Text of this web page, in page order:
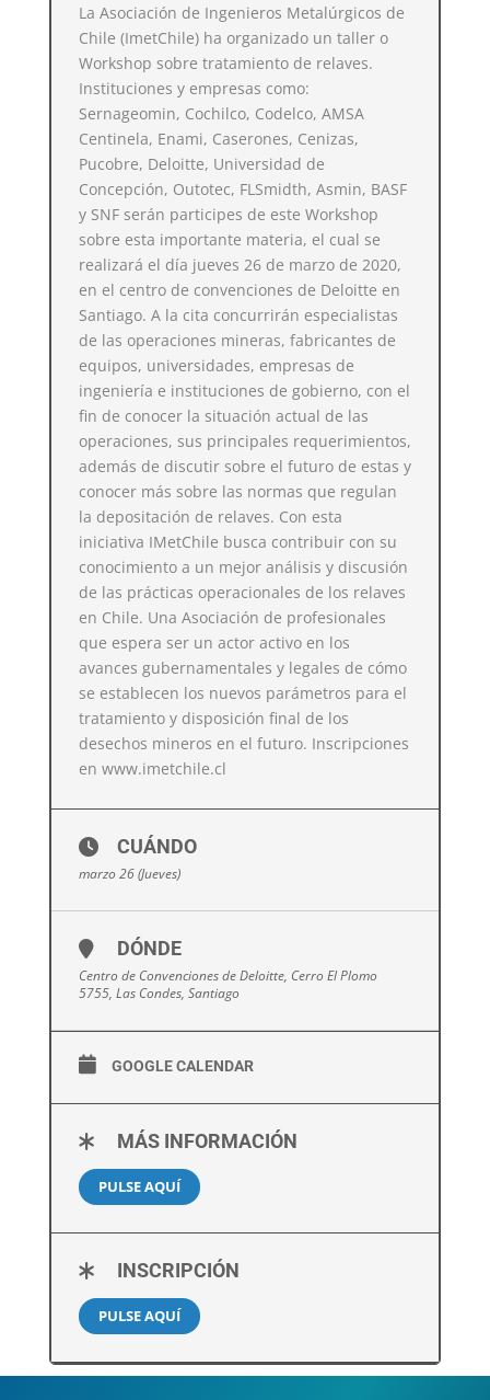
La Asociación de Ingenieros Metalúrgicos de
Chile (ImetChile) ha organizado un taller o
Workshop sobre tratamiento de relaves.
Instituciones y empresas como:
Sernageomin, Cochilco, Codelco, AMSA
Centinela, Enami, Caserones, Cenizas,
Pucobre, Deloitte, Universidad de
Concepción, Outotec, FLSmidth, Asmin, BASF
y SNF serán participes de este Workshop
sobre esta importante materia, el cual se
realizará el día jueves 26 de marzo de 2020,
en el centro de convenciones de Deloitte en
Santiago. A la cita concurrirán especialistas
de las operaciones mineras, fabricantes de
equipos, universidades, empresas de
ingeniería e instituciones de gobierno, con el
fin de conocer la situación actual de las
operaciones, sus principales requerimientos,
además de discutir sobre el futuro de estas y
conocer más sobre las normas que regulan
la depositación de relaves. Con esta
iniciativa IMetChile busca contribuir con su
conocimiento a un mejor análisis y discusión
de las prácticas operacionales de los relaves
en Chile. Una Asociación de profesionales
que espera ser un actor activo en los
avances gubernamentales y legales de cómo
se establecen los nuevos parámetros para el
tratamiento y disposición final de los
desechos mineros en el futuro. Inscripciones
en www.imetchile.cl
CUÁNDO
marzo 26 (Jueves)
DÓNDE
Centro de Convenciones de Deloitte, Cerro El Plomo
5755, Las Condes, Santiago
GOOGLE CALENDAR
MÁS INFORMACIÓN
PULSE AQUÍ
INSCRIPCIÓN
PULSE AQUÍ